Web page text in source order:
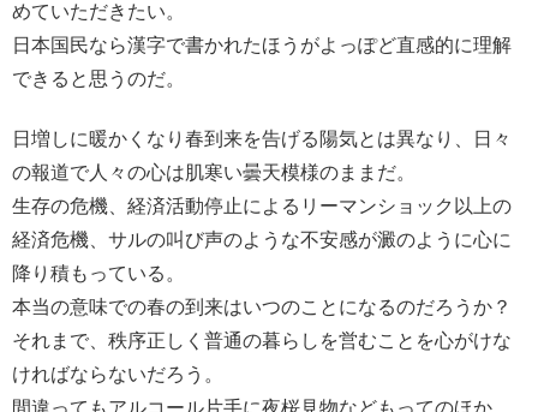
めていただきたい。
日本国民なら漢字で書かれたほうがよっぽど直感的に理解
できると思うのだ。
日増しに暖かくなり春到来を告げる陽気とは異なり、日々
の報道で人々の心は肌寒い曇天模様のままだ。
生存の危機、経済活動停止によるリーマンショック以上の
経済危機、サルの叫び声のような不安感が澱のように心に
降り積もっている。
本当の意味での春の到来はいつのことになるのだろうか？
それまで、秩序正しく普通の暮らしを営むことを心がけな
ければならないだろう。